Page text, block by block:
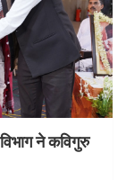
ने कविगुरु